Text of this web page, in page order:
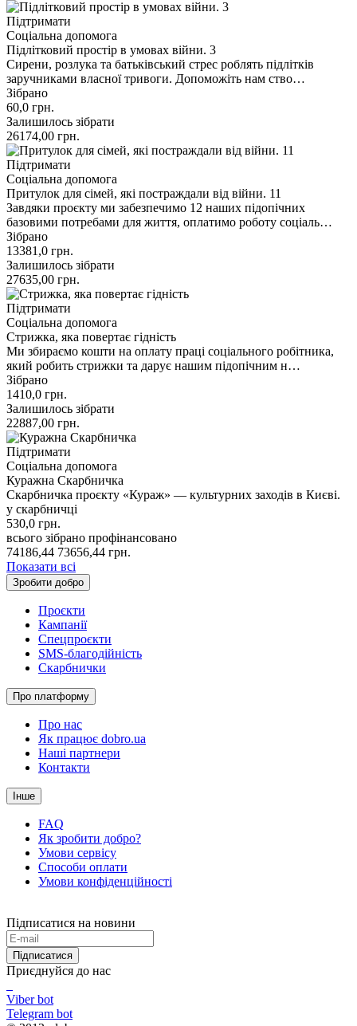
Підтримати
Соціальна допомога
Підлітковий простір в умовах війни. 3
Сирени, розлука та батьківський стрес роблять підлітків
заручниками власної тривоги. Допоможіть нам ство…
Зібрано
60,0 грн.
Залишилось зібрати
26174,00 грн.
Підтримати
Соціальна допомога
Притулок для сімей, які постраждали від війни. 11
Завдяки проєкту ми забезпечимо 12 наших підопічних
базовими потребами для життя, оплатимо роботу соціаль…
Зібрано
13381,0 грн.
Залишилось зібрати
27635,00 грн.
Підтримати
Соціальна допомога
Стрижка, яка повертає гідність
Ми збираємо кошти на оплату праці соціального робітника,
який робить стрижки та дарує нашим підопічним н…
Зібрано
1410,0 грн.
Залишилось зібрати
22887,00 грн.
Підтримати
Соціальна допомога
Куражна Скарбничка
Скарбничка проєкту «Кураж» — культурних заходів в Києві.
у скарбничці
530,0 грн.
всього зібрано профінансовано
74186,44 73656,44 грн.
Показати всі
Зробити добро
Проєкти
Кампанії
Спецпроєкти
SMS-благодійність
Скарбнички
Про платформу
Про нас
Як працює dobro.ua
Наші партнери
Контакти
Інше
FAQ
Як зробити добро?
Умови сервісу
Способи оплати
Умови конфіденційності
Підписатися на новини
Підписатися
Приєднуйся до нас
Viber bot
Telegram bot